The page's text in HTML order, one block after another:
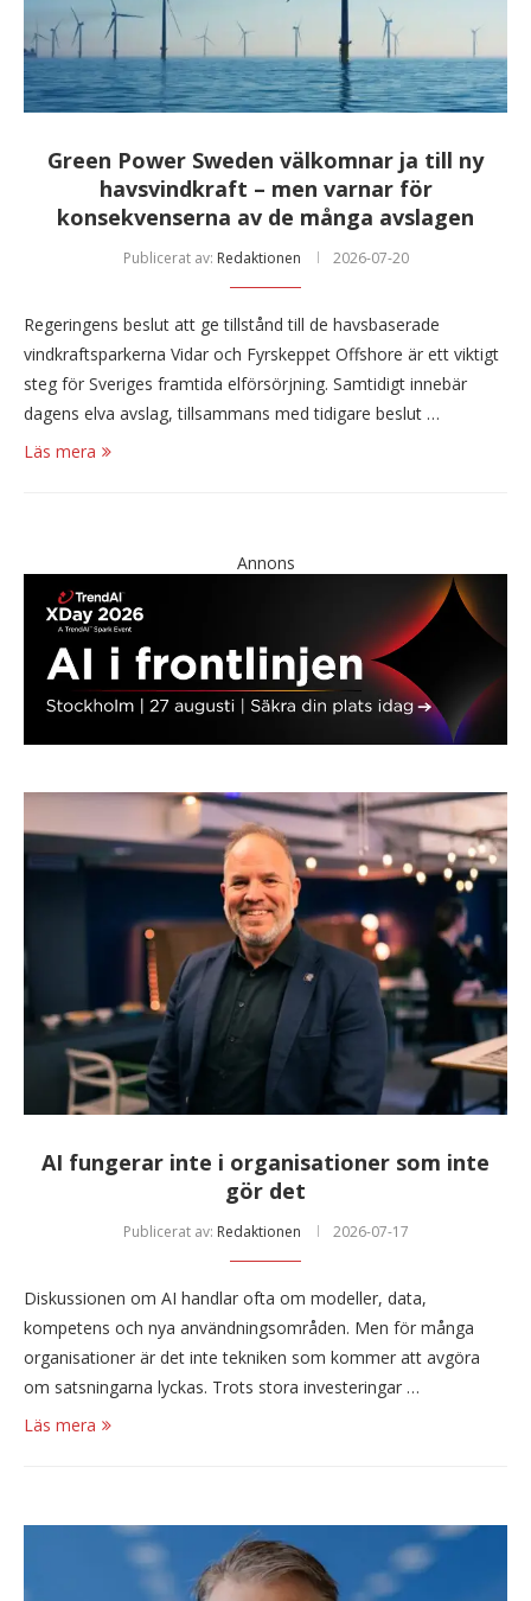
Green Power Sweden välkomnar ja till ny
havsvindkraft – men varnar för
konsekvenserna av de många avslagen
Publicerat av: Redaktionen 2026-07-20
Regeringens beslut att ge tillstånd till de havsbaserade
vindkraftsparkerna Vidar och Fyrskeppet Offshore är ett viktigt
steg för Sveriges framtida elförsörjning. Samtidigt innebär
dagens elva avslag, tillsammans med tidigare beslut …
Läs mera
Annons
AI fungerar inte i organisationer som inte
gör det
Publicerat av: Redaktionen 2026-07-17
Diskussionen om AI handlar ofta om modeller, data,
kompetens och nya användningsområden. Men för många
organisationer är det inte tekniken som kommer att avgöra
om satsningarna lyckas. Trots stora investeringar …
Läs mera